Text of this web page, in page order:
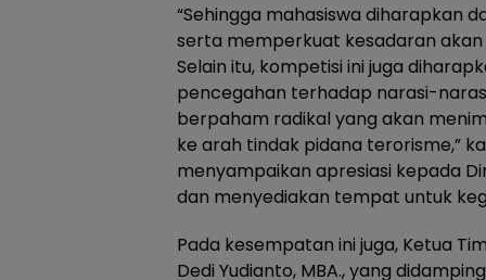
“Sehingga mahasiswa diharapkan
serta memperkuat kesadaran
Selain itu, kompetisi ini juga
pencegahan terhadap narasi-
berpaham radikal yang akan
ke arah tindak pidana terorisme,”
menyampaikan apresiasi kepada
dan menyediakan tempat untuk
Pada kesempatan ini juga, Ketua
Dedi Yudianto, MBA., yang